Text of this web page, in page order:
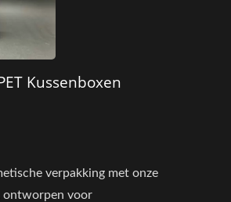
Kussenboxen
verpakking met onze
ontworpen voor